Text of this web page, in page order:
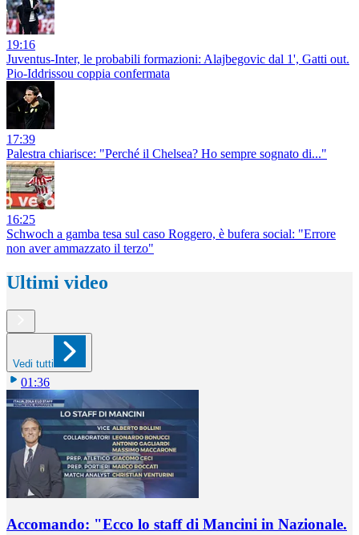
19:16
Juventus-Inter, le probabili formazioni: Alajbegovic dal 1', Gatti out.
Pio-Iddrissou coppia confermata
17:39
Palestra chiarisce: "Perché il Chelsea? Ho sempre sognato di..."
16:25
Schwoch a gamba tesa sul caso Roggero, è bufera social: "Errore
non aver ammazzato il terzo"
Ultimi video
Vedi tutti
01:36
Accomando: "Ecco lo staff di Mancini in Nazionale.